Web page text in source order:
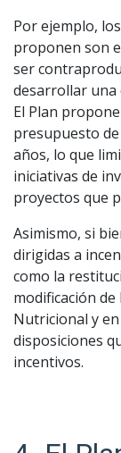
Por ejemplo,
proponen son
ser
desarrollar una
El Plan
presupuesto
años, lo que
iniciativas de
proyectos que
Asimismo, si
dirigidas a
como la
modificación
Nutricional y
disposiciones
incentivos.